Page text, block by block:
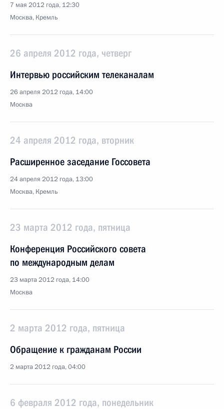
7 мая 2012 года, 12:30
Москва, Кремль
26 апреля 2012 года, четверг
Интервью российским телеканалам
26 апреля 2012 года, 14:00
Москва
24 апреля 2012 года, вторник
Расширенное заседание Госсовета
24 апреля 2012 года, 13:00
Москва, Кремль
23 марта 2012 года, пятница
Конференция Российского совета
по международным делам
23 марта 2012 года, 14:00
Москва
2 марта 2012 года, пятница
Обращение к гражданам России
2 марта 2012 года, 04:00
6 февраля 2012 года, понедельник